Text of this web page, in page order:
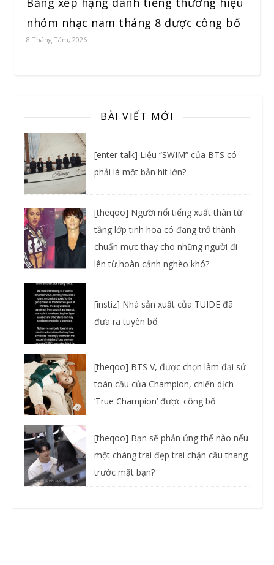
nhóm nhạc nam tháng 8 được công bố
8 Tháng Tám, 2026
BÀI VIẾT MỚI
[enter-talk] Liệu “SWIM” của BTS có
phải là một bản hit lớn?
[theqoo] Người nổi tiếng xuất thân từ
tầng lớp tinh hoa có đang trở thành
chuẩn mực thay cho những người đi
lên từ hoàn cảnh nghèo khó?
[instiz] Nhà sản xuất của TUIDE đã
đưa ra tuyên bố
[theqoo] BTS V, được chọn làm đại sứ
toàn cầu của Champion, chiến dịch
‘True Champion’ được công bố
[theqoo] Bạn sẽ phản ứng thế nào nếu
một chàng trai đẹp trai chặn cầu thang
trước mặt bạn?